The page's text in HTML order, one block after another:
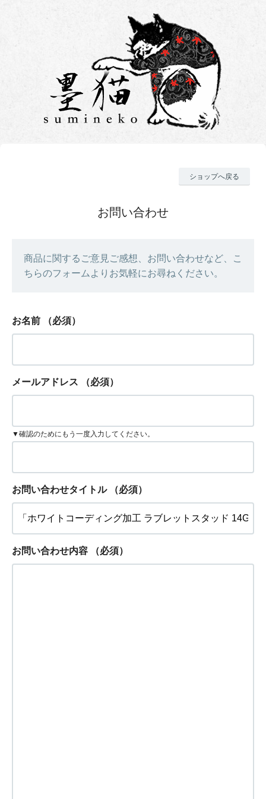
ショップへ戻る
お問い合わせ
商品に関するご意見ご感想、お問い合わせなど、こ
ちらのフォームよりお気軽にお尋ねください。
お名前 （必須）
メールアドレス （必須）
▼確認のためにもう一度入力してください。
お問い合わせタイトル （必須）
お問い合わせ内容 （必須）